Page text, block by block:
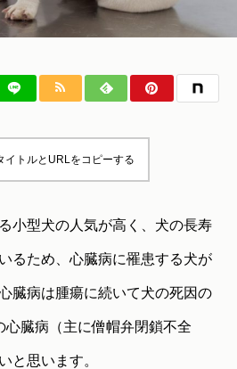
イトルとURLをコピーする
小型犬の人気が高く、犬の長寿
るため、心臓病に罹患する犬が
臓病は腫瘍に続いて犬の死因の
臓病（主に僧帽弁閉鎖不全
と思います。